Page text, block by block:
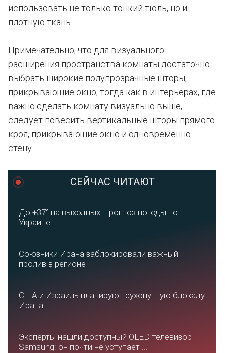
использовать не только тонкий тюль, но и
плотную ткань.
Примечательно, что для визуального
расширения пространства комнаты достаточно
выбрать широкие полупрозрачные шторы,
прикрывающие окно, тогда как в интерьерах, где
важно сделать комнату визуально выше,
следует повесить вертикальные шторы прямого
кроя, прикрывающие окно и одновременно
стену.
СЕЙЧАС ЧИТАЮТ
До +37° на выходных: прогноз погоды по
Украине
Союзники Ирана заблокировали важный
пролив в регионе
США и Израиль планируют сухопутную блокаду
Ирана
Эксперты нашли доступный OLED-телевизор
Samsung: он почти не уступает ...